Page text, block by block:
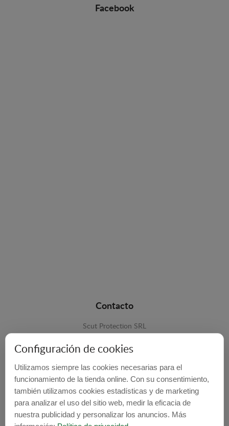
Facebook
Contacto
Scut Protection SRL
Harghita, Romania
E-mail: info@cubrecarter.com
Configuración de cookies
Utilizamos siempre las cookies necesarias para el
funcionamiento de la tienda online. Con su consentimiento,
también utilizamos cookies estadísticas y de marketing
para analizar el uso del sitio web, medir la eficacia de
nuestra publicidad y personalizar los anuncios. Más